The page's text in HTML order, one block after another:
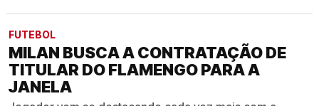
FUTEBOL
MILAN BUSCA A CONTRATAÇÃO DE
TITULAR DO FLAMENGO PARA A
JANELA